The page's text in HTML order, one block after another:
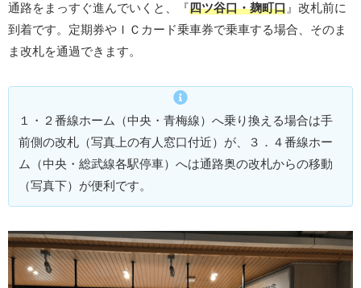
通路をまっすぐ進んでいくと、『四ツ谷口・麹町口 』改札前に
到着です。定期券やＩＣカード乗車券で乗車する場合、そのま
ま改札を通過できます。
１・２番線ホーム（中央・青梅線）へ乗り換える場合は手
前側の改札（写真上の有人窓口付近）が、３．４番線ホー
ム（中央・総武線各駅停車）へは通路奥の改札からの移動
（写真下）が便利です。